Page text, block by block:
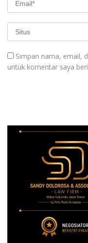
Simpan nama, email,
untuk komentar saya